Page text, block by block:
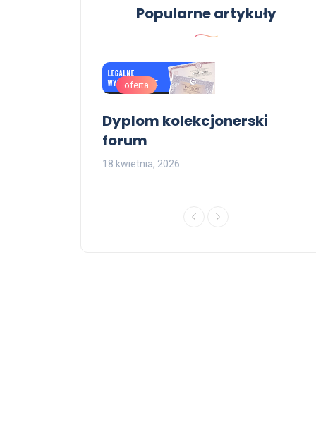
Popularne artykuły
oferta
Dyplom kolekcjonerski
forum
18 kwietnia, 2026